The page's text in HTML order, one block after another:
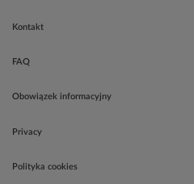
Kontakt
FAQ
Obowiązek informacyjny
Privacy
Polityka cookies